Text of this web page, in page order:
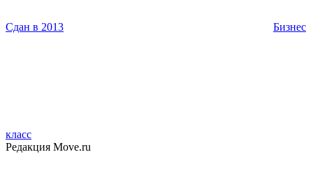
Сдан в 2013 Бизнес
класс
Редакция Move.ru